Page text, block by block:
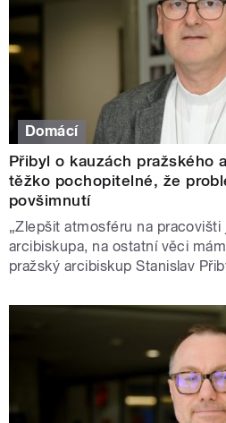
Domácí
Přibyl o kauzách pražského
těžko pochopitelné, že
povšimnutí
„Zlepšit atmosféru na
arcibiskupa, na ostatní věci
pražský arcibiskup Stanislav